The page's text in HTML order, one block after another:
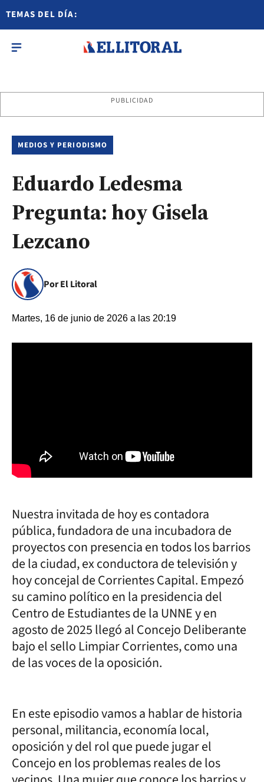
TEMAS DEL DÍA:
PUBLICIDAD
MEDIOS Y PERIODISMO
Eduardo Ledesma
Pregunta: hoy Gisela
Lezcano
Por El Litoral
Martes, 16 de junio de 2026 a las 20:19
Nuestra invitada de hoy es contadora
pública, fundadora de una incubadora de
proyectos con presencia en todos los barrios
de la ciudad, ex conductora de televisión y
hoy concejal de Corrientes Capital. Empezó
su camino político en la presidencia del
Centro de Estudiantes de la UNNE y en
agosto de 2025 llegó al Concejo Deliberante
bajo el sello Limpiar Corrientes, como una
de las voces de la oposición.
En este episodio vamos a hablar de historia
personal, militancia, economía local,
oposición y del rol que puede jugar el
Concejo en los problemas reales de los